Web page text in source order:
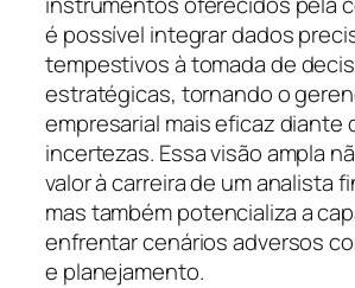
é possível integrar dados
tempestivos à tomada de
estratégicas, tornando o
empresarial mais eficaz diante
incertezas. Essa visão ampla
valor à carreira de um analista
mas também potencializa a
enfrentar cenários adversos
e planejamento.